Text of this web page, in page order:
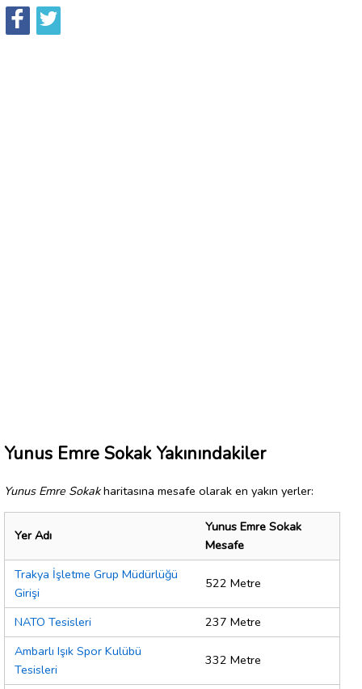
Yunus Emre Sokak Yakınındakiler
Yunus Emre Sokakharitasına mesafe olarak en yakın yerler:
Yer Adı
Yunus Emre Sokak
Mesafe
Trakya İşletme Grup Müdürlüğü
Girişi
522 Metre
NATO Tesisleri
237 Metre
Ambarlı Işık Spor Kulübü
Tesisleri
332 Metre